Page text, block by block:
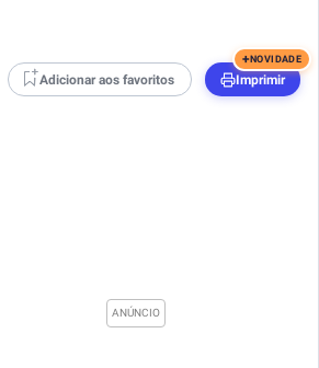
Adicionar aos favoritos Imprimir
+NOVIDADE